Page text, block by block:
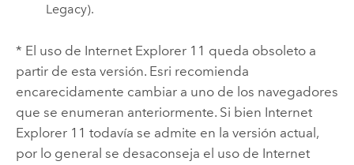
Legacy).
* El uso de Internet Explorer11 queda obsoleto a
partir de esta versión. Esri recomienda
encarecidamente cambiar a uno de los navegadores
que se enumeran anteriormente. Si bien Internet
Explorer11 todavía se admite en la versión actual,
por lo general se desaconseja el uso de Internet